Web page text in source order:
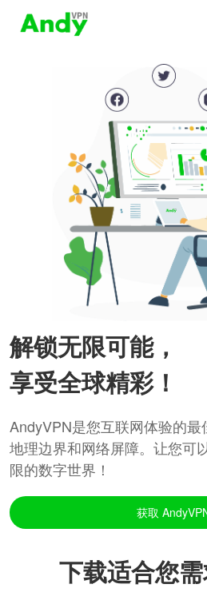
解锁无限可能，
享受全球精彩！
AndyVPN是您互联网体验的
地理边界和网络屏障。让您可
限的数字世界！
获取
下载适合您